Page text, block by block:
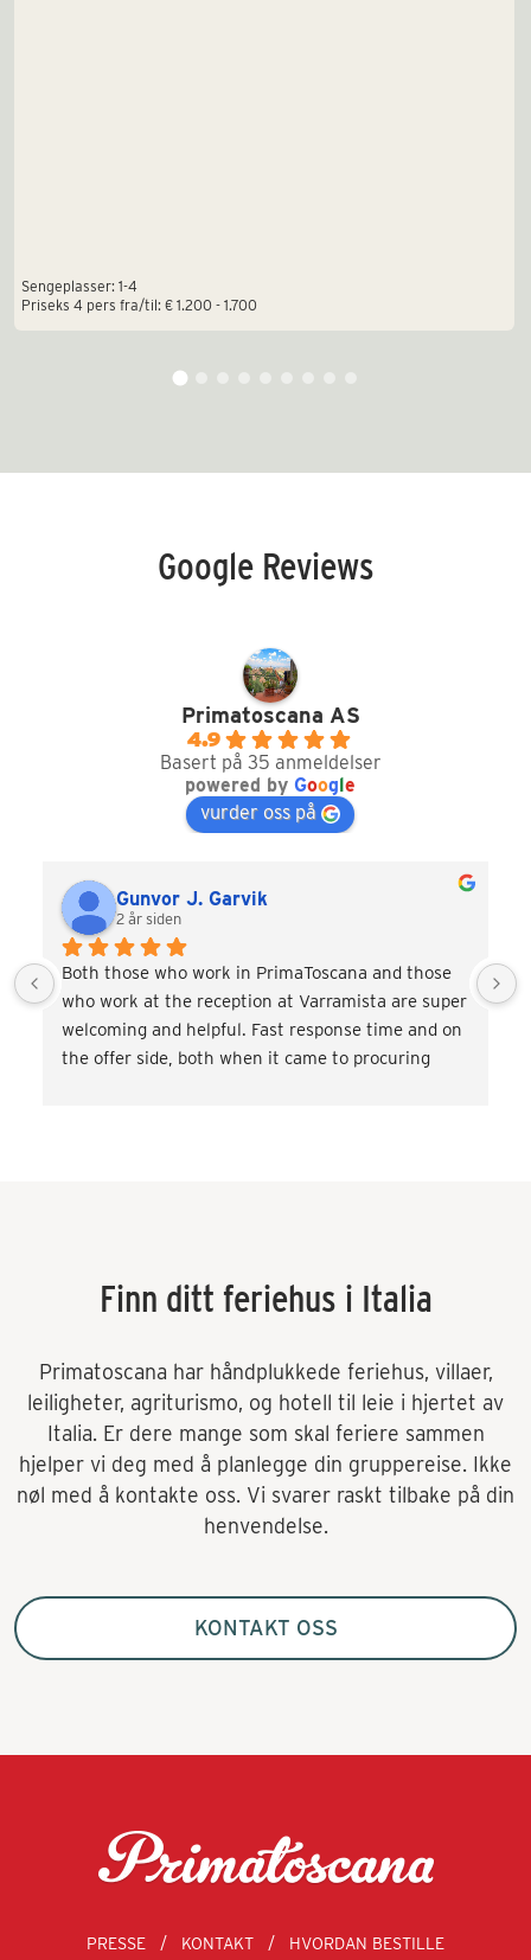
Sengeplasser: 1-4
Priseks 4 pers fra/til: € 1.200 - 1.700
Google Reviews
Primatoscana AS
4.9
Basert på 35 anmeldelser
powered by Google
vurder oss på
Gunvor J. Garvik
2 år siden
Both those who work in PrimaToscana and those
who work at the reception at Varramista are super
welcoming and helpful. Fast response time and on
the offer side, both when it came to procuring
Finn ditt feriehus i Italia
Primatoscana har håndplukkede feriehus, villaer,
leiligheter, agriturismo, og hotell til leie i hjertet av
Italia. Er dere mange som skal feriere sammen
hjelper vi deg med å planlegge din gruppereise. Ikke
nøl med å kontakte oss. Vi svarer raskt tilbake på din
henvendelse.
KONTAKT OSS
PRESSE KONTAKT
HVORDAN BESTILLE